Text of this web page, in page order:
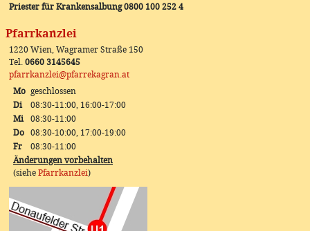
Priester für Krankensalbung 0800 100 252 4
Pfarrkanzlei
1220 Wien, Wagramer Straße 150
Tel. 0660 3145645
pfarrkanzlei@pfarrekagran.at
Mo geschlossen
Di
08:30-11:00, 16:00-17:00
Mi
08:30-11:00
Do
08:30-10:00, 17:00-19:00
Fr
08:30-11:00
Änderungen vorbehalten
(siehe Pfarrkanzlei)